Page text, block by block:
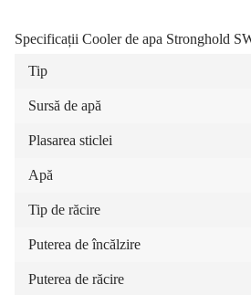
Specificații Cooler de apa Stronghold
Tip
Sursă de apă
Plasarea sticlei
Apă
Tip de răcire
Puterea de încălzire
Puterea de răcire